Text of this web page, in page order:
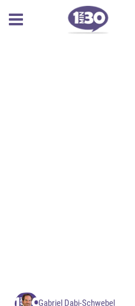
Gabriel Dabi-Schwebel